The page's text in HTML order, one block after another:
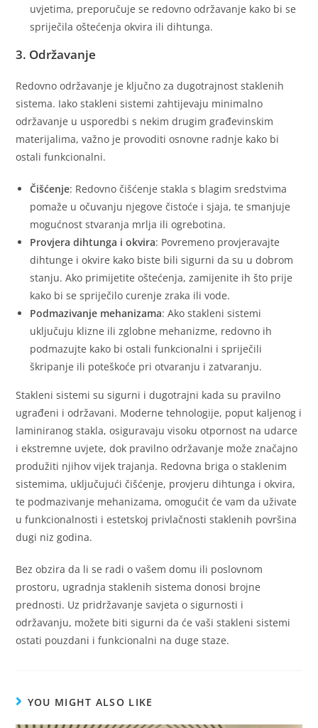
uvjetima, preporučuje se redovno održavanje kako bi se
spriječila oštećenja okvira ili dihtunga.
3. Održavanje
Redovno održavanje je ključno za dugotrajnost staklenih
sistema. Iako stakleni sistemi zahtijevaju minimalno
održavanje u usporedbi s nekim drugim građevinskim
materijalima, važno je provoditi osnovne radnje kako bi
ostali funkcionalni.
Čišćenje: Redovno čišćenje stakla s blagim sredstvima
pomaže u očuvanju njegove čistoće i sjaja, te smanjuje
mogućnost stvaranja mrlja ili ogrebotina.
Provjera dihtunga i okvira: Povremeno provjeravajte
dihtunge i okvire kako biste bili sigurni da su u dobrom
stanju. Ako primijetite oštećenja, zamijenite ih što prije
kako bi se spriječilo curenje zraka ili vode.
Podmazivanje mehanizama: Ako stakleni sistemi
uključuju klizne ili zglobne mehanizme, redovno ih
podmazujte kako bi ostali funkcionalni i spriječili
škripanje ili poteškoće pri otvaranju i zatvaranju.
Stakleni sistemi su sigurni i dugotrajni kada su pravilno
ugrađeni i održavani. Moderne tehnologije, poput kaljenog i
laminiranog stakla, osiguravaju visoku otpornost na udarce
i ekstremne uvjete, dok pravilno održavanje može značajno
produžiti njihov vijek trajanja. Redovna briga o staklenim
sistemima, uključujući čišćenje, provjeru dihtunga i okvira,
te podmazivanje mehanizama, omogućit će vam da uživate
u funkcionalnosti i estetskoj privlačnosti staklenih površina
dugi niz godina.
Bez obzira da li se radi o vašem domu ili poslovnom
prostoru, ugradnja staklenih sistema donosi brojne
prednosti. Uz pridržavanje savjeta o sigurnosti i
održavanju, možete biti sigurni da će vaši stakleni sistemi
ostati pouzdani i funkcionalni na duge staze.
YOU MIGHT ALSO LIKE